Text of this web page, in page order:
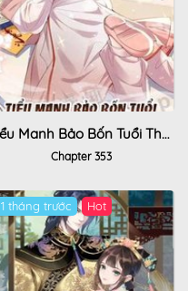
Tiểu Manh Bảo Bốn Tuổi Theo Sư Phụ Xuống Núi
Chapter 353
1 tháng trước Hot